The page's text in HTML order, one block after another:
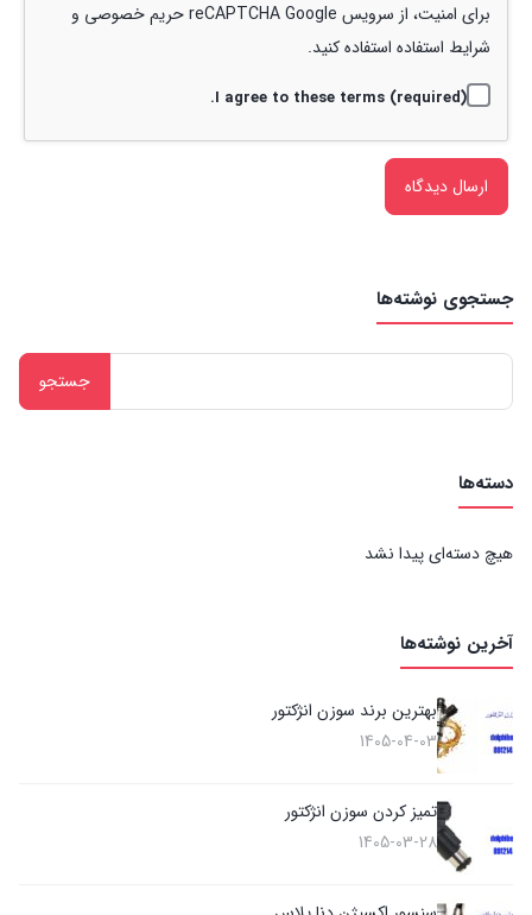
جستجوی نوشته‌ها
برای:
دسته‌ها
هیچ دسته‌ای پیدا نشد
آخرین نوشته‌ها
بهترین برند سوزن انژکتور
1405-04-03
تمیز کردن سوزن انژکتور
1405-03-28
برای امنیت، از سرویس reCAPTCHA Google حریم خصوصی و
شرایط استفاده استفاده کنید.
I agree to these terms (required).